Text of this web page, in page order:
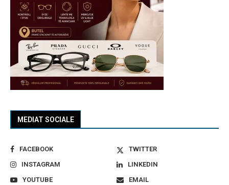
MEDIAT SOCIALE
FACEBOOK
TWITTER
INSTAGRAM
LINKEDIN
YOUTUBE
EMAIL